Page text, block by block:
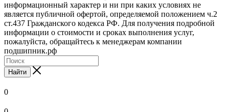
информационный характер и ни при каких условиях не
является публичной офертой, определяемой положением ч.2
ст.437 Гражданского кодекса РФ. Для получения подробной
информации о стоимости и сроках выполнения услуг,
пожалуйста, обращайтесь к менеджерам компании
подшипник.рф
Найти
0